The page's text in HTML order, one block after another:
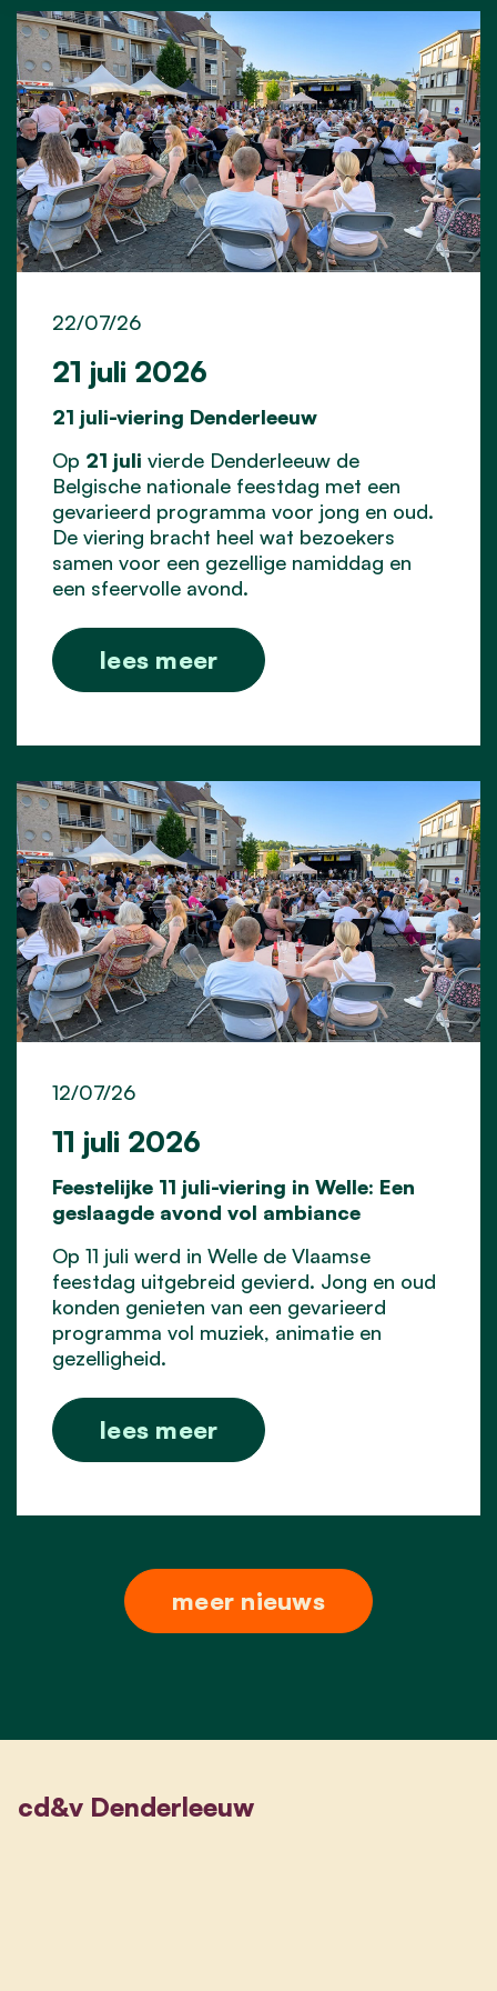
21 juli 2026
22/07/26
21 juli-viering Denderleeuw
Op 21 juli vierde Denderleeuw de
Belgische nationale feestdag met een
gevarieerd programma voor jong en oud.
De viering bracht heel wat bezoekers
samen voor een gezellige namiddag en
een sfeervolle avond.
lees meer
11 juli 2026
12/07/26
Feestelijke 11 juli-viering in Welle: Een
geslaagde avond vol ambiance
Op 11 juli werd in Welle de Vlaamse
feestdag uitgebreid gevierd. Jong en oud
konden genieten van een gevarieerd
programma vol muziek, animatie en
gezelligheid.
lees meer
meer nieuws
cd&v Denderleeuw